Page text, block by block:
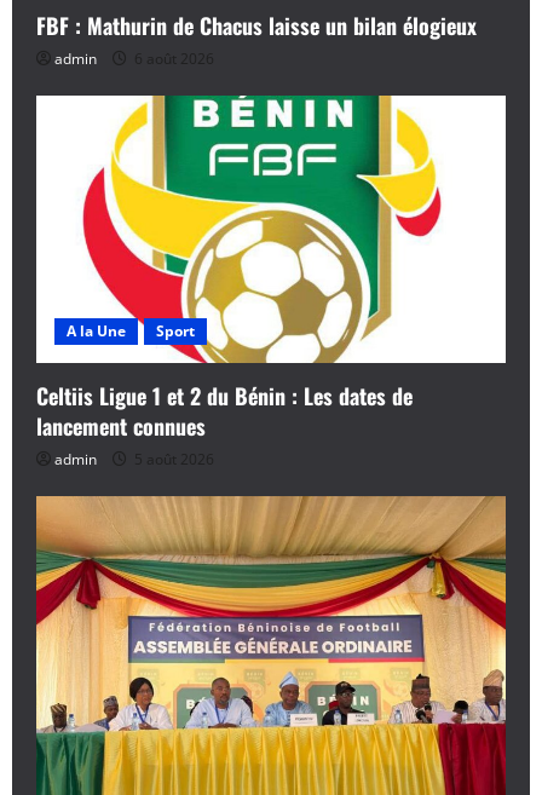
FBF : Mathurin de Chacus laisse un bilan élogieux
admin 6 août 2026
A la Une Sport
Celtiis Ligue 1 et 2 du Bénin : Les dates de
lancement connues
admin 5 août 2026